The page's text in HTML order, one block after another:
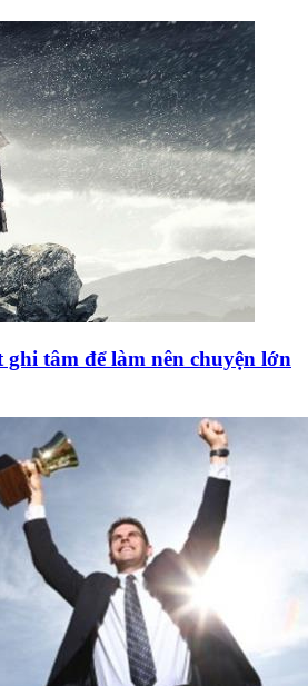
ghi tâm để làm nên chuyện lớn